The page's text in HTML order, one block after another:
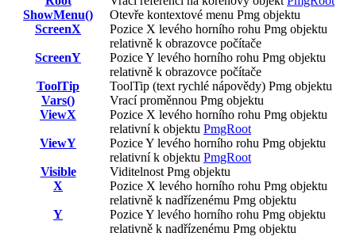
ShowMenu()
Otevře kontextové menu Pmg objektu
ScreenX
Pozice X levého horního rohu Pmg objektu
relativně k obrazovce počítače
ScreenY
Pozice Y levého horního rohu Pmg objektu
relativně k obrazovce počítače
ToolTip
ToolTip (text rychlé nápovědy) Pmg objektu
Vars()
Vrací proměnnou Pmg objektu
ViewX
Pozice X levého horního rohu Pmg objektu
relativní k objektu PmgRoot
ViewY
Pozice Y levého horního rohu Pmg objektu
relativní k objektu PmgRoot
Visible
Viditelnost Pmg objektu
X
Pozice X levého horního rohu Pmg objektu
relativně k nadřízenému Pmg objektu
Y
Pozice Y levého horního rohu Pmg objektu
relativně k nadřízenému Pmg objektu